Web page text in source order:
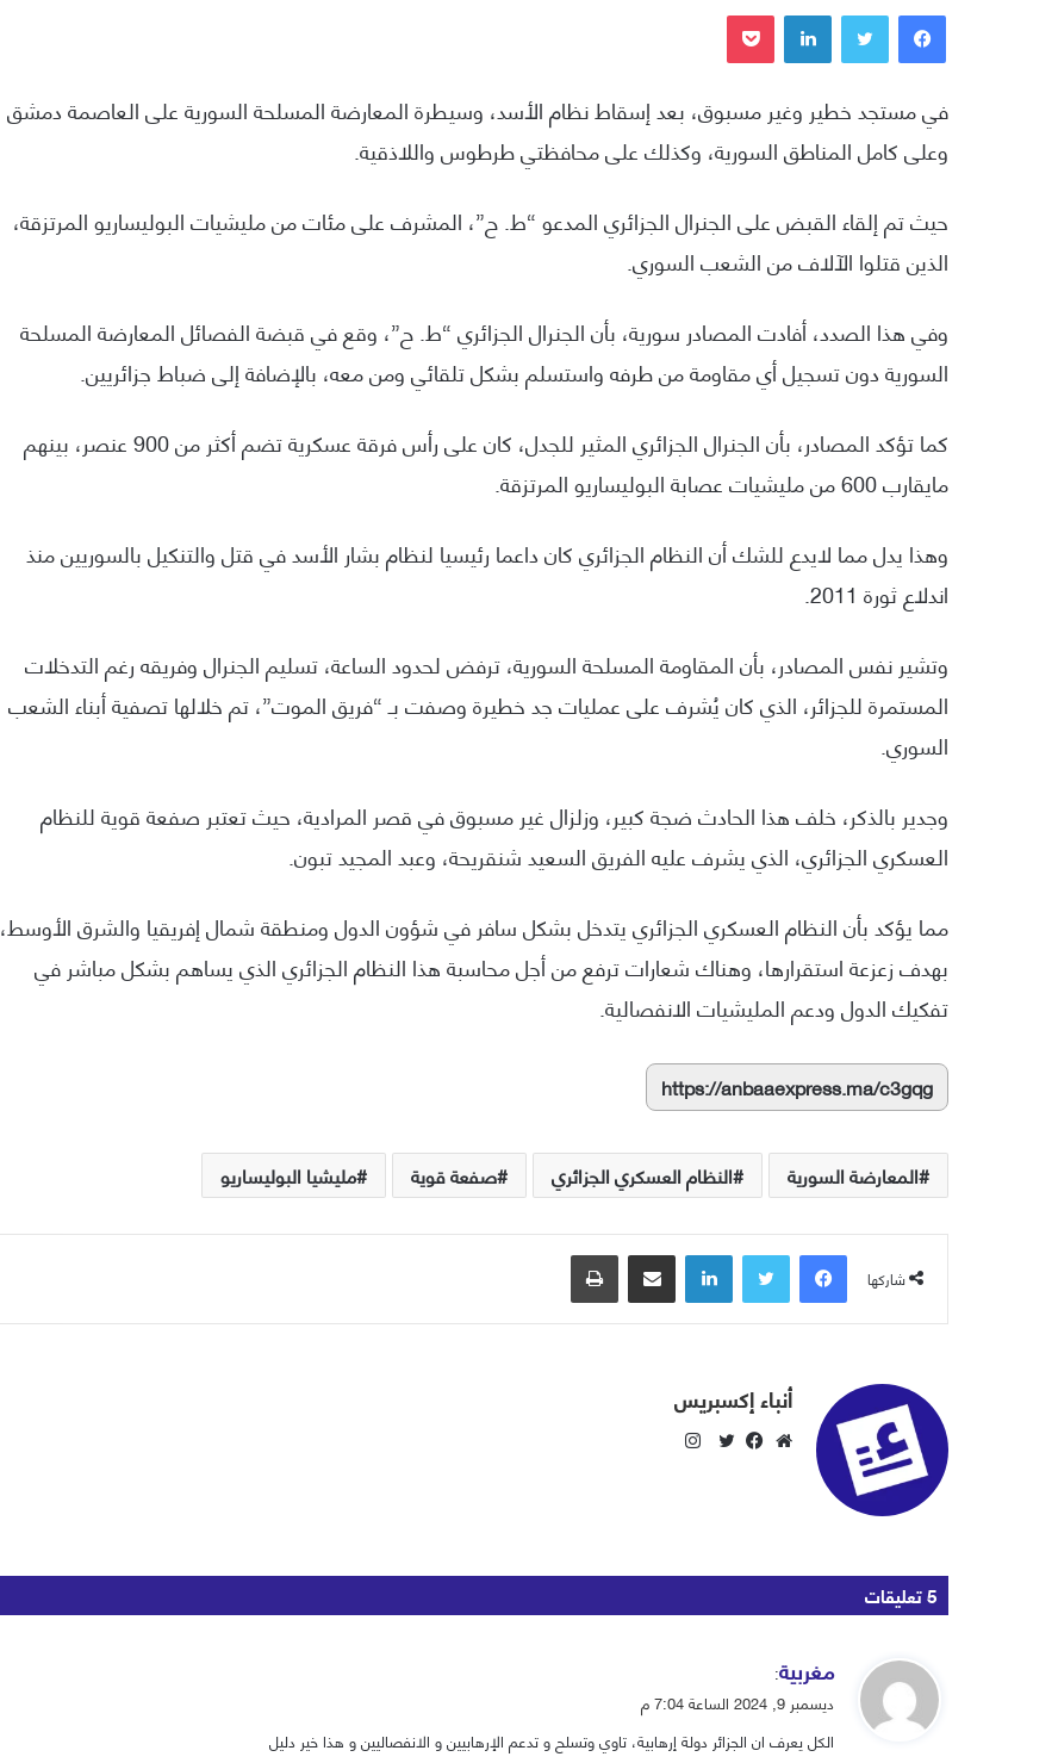
فيسبوك
في مستجد خطير وغير مسبوق، بعد إسقاط نظام الأسد، وسيطرة المعارضة المسلحة السورية على العاصمة دمشق
وعلى كامل المناطق السورية، وكذلك على محافظتي طرطوس واللاذقية.
حيث تم إلقاء القبض على الجنرال الجزائري المدعو “ط. ح”، المشرف على مئات من مليشيات البوليساريو المرتزقة،
الذين قتلوا الآلاف من الشعب السوري.
وفي هذا الصدد، أفادت المصادر سورية، بأن الجنرال الجزائري “ط. ح”، وقع في قبضة الفصائل المعارضة المسلحة
السورية دون تسجيل أي مقاومة من طرفه واستسلم بشكل تلقائي ومن معه، بالإضافة إلى ضباط جزائريين.
كما تؤكد المصادر، بأن الجنرال الجزائري المثير للجدل، كان على رأس فرقة عسكرية تضم أكثر من 900 عنصر، بينهم
مايقارب 600 من مليشيات عصابة البوليساريو المرتزقة.
وهذا يدل مما لايدع للشك أن النظام الجزائري كان داعما رئيسيا لنظام بشار الأسد في قتل والتنكيل بالسوريين منذ
اندلاع ثورة 2011.
وتشير نفس المصادر، بأن المقاومة المسلحة السورية، ترفض لحدود الساعة، تسليم الجنرال وفريقه رغم التدخلات
المستمرة للجزائر، الذي كان يُشرف على عمليات جد خطيرة وصفت بـ “فريق الموت”، تم خلالها تصفية أبناء الشعب
السوري.
وجدير بالذكر، خلف هذا الحادث ضجة كبير، وزلزال غير مسبوق في قصر المرادية، حيث تعتبر صفعة قوية للنظام
العسكري الجزائري، الذي يشرف عليه الفريق السعيد شنقريحة، وعبد المجيد تبون.
مما يؤكد بأن النظام العسكري الجزائري يتدخل بشكل سافر في شؤون الدول ومنطقة شمال إفريقيا والشرق الأوسط،
بهدف زعزعة استقرارها، وهناك شعارات ترفع من أجل محاسبة هذا النظام الجزائري الذي يساهم بشكل مباشر في
تفكيك الدول ودعم المليشيات الانفصالية.
https://anbaaexpress.ma/c3gqg
المعارضة السورية النظام العسكري الجزائري صفعة قوية مليشيا البوليساريو
شاركها
فيسبوك
أنباء إكسبريس
ا
ل
ي
ب
و
ك
ر
ر
ا
‫5 تعليقات
ي
و
ل
مغربية:
ديسمبر 9, 2024 الساعة 7:04 م
الكل يعرف ان الجزائر دولة إرهابية، تاوي وتسلح و تدعم الإرهابيين و الانفصاليين و هذا خير دليل